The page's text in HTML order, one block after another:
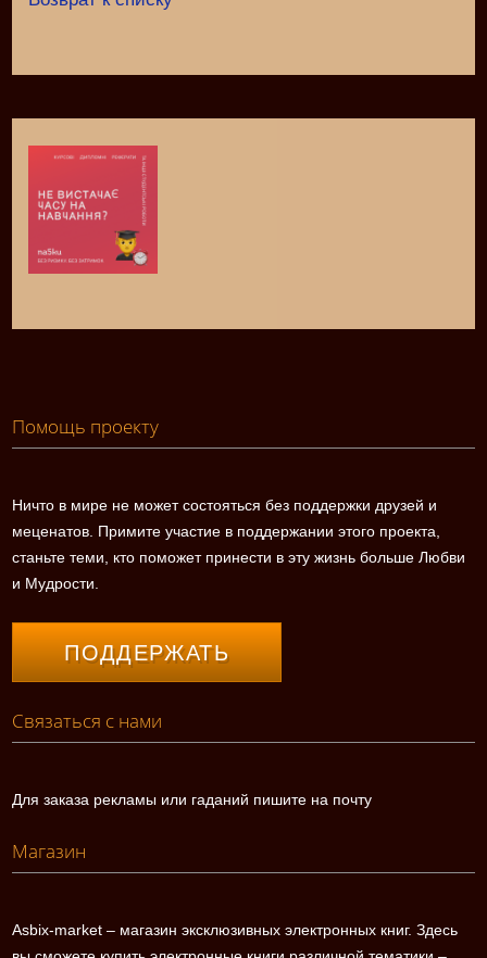
Помощь проекту
Ничто в мире не может состояться без поддержки друзей и
меценатов. Примите участие в поддержании этого проекта,
станьте теми, кто поможет принести в эту жизнь больше Любви
и Мудрости.
ПОДДЕРЖАТЬ
Связаться с нами
Для заказа рекламы или гаданий пишите на почту
Магазин
Asbix-market – магазин эксклюзивных электронных книг. Здесь